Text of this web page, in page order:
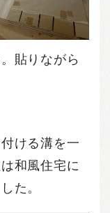
貼りながら
ける溝を一
和風住宅に
た。